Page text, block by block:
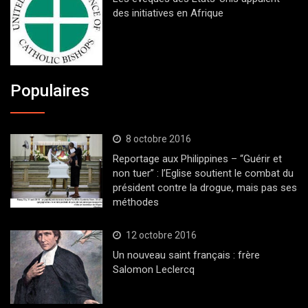
des initiatives en Afrique
Populaires
8 octobre 2016
Reportage aux Philippines – “Guérir et
non tuer” : l’Eglise soutient le combat du
président contre la drogue, mais pas ses
méthodes
12 octobre 2016
Un nouveau saint français : frère
Salomon Leclercq